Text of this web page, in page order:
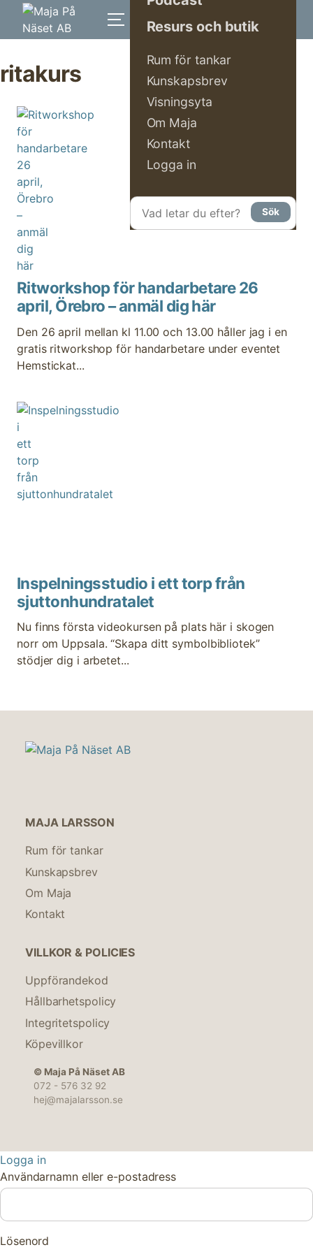
to
content
Resurs och butik
Rum för tankar
Kunskapsbrev
Visningsyta
Om Maja
Kontakt
Logga in
Vad
letar
Sök
ritakurs
Ritworkshop för handarbetare 26
april, Örebro – anmäl dig här
Den 26 april mellan kl 11.00 och 13.00 håller jag i en
gratis ritworkshop för handarbetare under eventet
Hemstickat...
Inspelningsstudio i ett torp från
sjuttonhundratalet
Nu finns första videokursen på plats här i skogen
norr om Uppsala. “Skapa ditt symbolbibliotek”
stödjer dig i arbetet...
MAJA LARSSON
Rum för tankar
Kunskapsbrev
Om Maja
Kontakt
VILLKOR & POLICIES
Uppförandekod
Hållbarhetspolicy
Integritetspolicy
Köpevillkor
© Maja På Näset AB
072 - 576 32 92
hej@majalarsson.se
Logga in
Användarnamn eller e-postadress
Lösenord